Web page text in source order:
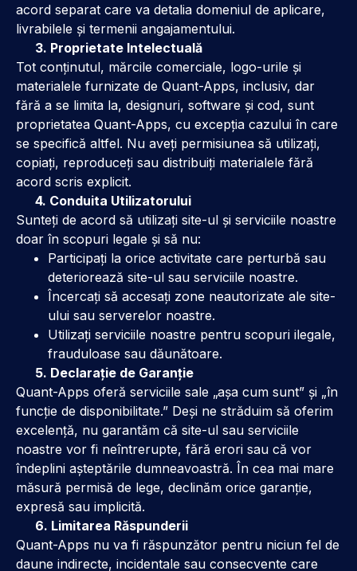
acord separat care va detalia domeniul de aplicare,
livrabilele și termenii angajamentului.
3. Proprietate Intelectuală
Tot conținutul, mărcile comerciale, logo-urile și
materialele furnizate de Quant-Apps, inclusiv, dar
fără a se limita la, designuri, software și cod, sunt
proprietatea Quant-Apps, cu excepția cazului în care
se specifică altfel. Nu aveți permisiunea să utilizați,
copiați, reproduceți sau distribuiți materialele fără
acord scris explicit.
4. Conduita Utilizatorului
Sunteți de acord să utilizați site-ul și serviciile noastre
doar în scopuri legale și să nu:
Participați la orice activitate care perturbă sau
deteriorează site-ul sau serviciile noastre.
Încercați să accesați zone neautorizate ale site-
ului sau serverelor noastre.
Utilizați serviciile noastre pentru scopuri ilegale,
frauduloase sau dăunătoare.
5. Declarație de Garanție
Quant-Apps oferă serviciile sale „așa cum sunt” și „în
funcție de disponibilitate.” Deși ne străduim să oferim
excelență, nu garantăm că site-ul sau serviciile
noastre vor fi neîntrerupte, fără erori sau că vor
îndeplini așteptările dumneavoastră. În cea mai mare
măsură permisă de lege, declinăm orice garanție,
expresă sau implicită.
6. Limitarea Răspunderii
Quant-Apps nu va fi răspunzător pentru niciun fel de
daune indirecte, incidentale sau consecvente care